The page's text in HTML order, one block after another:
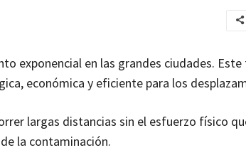
exponencial en las grandes ciudades.
económica y eficiente para los
largas distancias sin el esfuerzo físico
la contaminación.